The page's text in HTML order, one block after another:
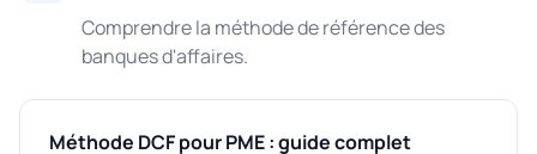
Comprendre la méthode de référence des
banques d'affaires.
Méthode DCF pour PME : guide complet